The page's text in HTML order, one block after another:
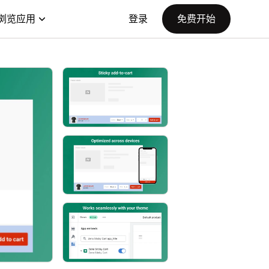
览应用 登录 免费开始